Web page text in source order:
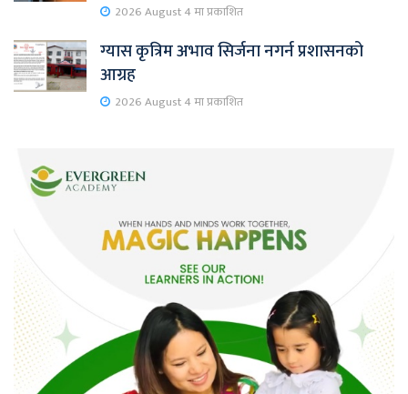
2026 August 4 मा प्रकाशित
ग्यास कृत्रिम अभाव सिर्जना नगर्न प्रशासनको
आग्रह
2026 August 4 मा प्रकाशित